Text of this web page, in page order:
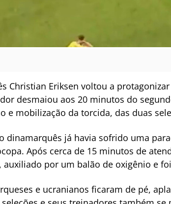
Christian Eriksen voltou a
desmaiou aos 20 minutos do
e mobilização da torcida, das duas
dinamarquês já havia sofrido uma
Após cerca de 15 minutos de
auxiliado por um balão de oxigênio e
e ucranianos ficaram de pé,